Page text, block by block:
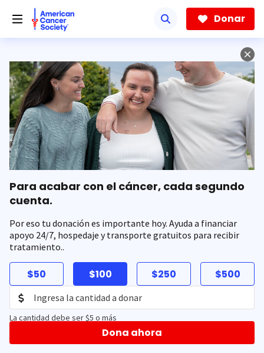
hacia
contenido
Donar
Para acabar con el cáncer, cada segundo
cuenta.
Por eso tu donación es importante hoy. Ayuda a financiar
apoyo 24/7, hospedaje y transporte gratuitos para recibir
tratamiento..
$50 $100 $250 $500
La cantidad debe ser $5 o más
Dona ahora